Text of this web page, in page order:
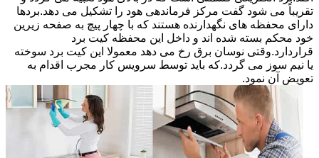
تقریباً می شود گفت مرکز فرماندهی هود را تشکیل می دهد.بردها
دارای محفظه های نگهدارنده هستند که با چهار پیچ به صفحه زیرین
خود محکم بسته شده اند و داخل این محفظه کیت برد
قراردارد.وقتی نوسان برق رخ می دهد معمولا این کیت برد سوخته
یا نیم سوز می گردد.که باید توسط سرویس کار مجرب اقدام به
تعویض آن نمود.